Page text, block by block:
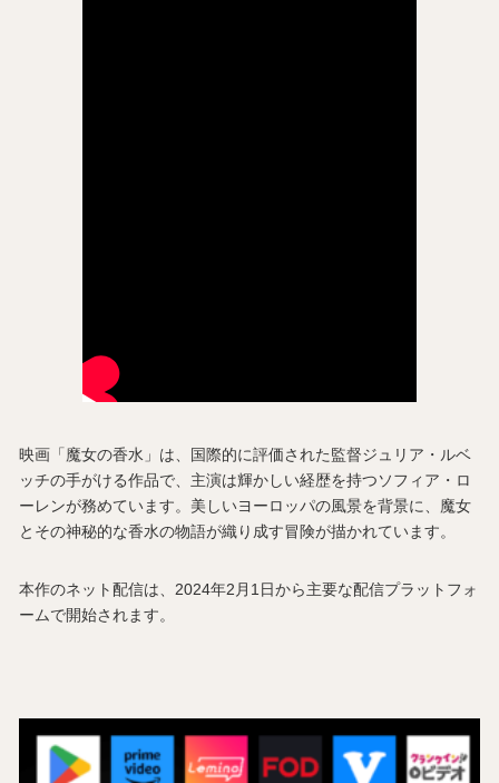
映画「魔女の香水」は、国際的に評価された監督ジュリア・ルベ
ッチの手がける作品で、主演は輝かしい経歴を持つソフィア・ロ
ーレンが務めています。美しいヨーロッパの風景を背景に、魔女
とその神秘的な香水の物語が織り成す冒険が描かれています。
本作のネット配信は、2024年2月1日から主要な配信プラットフォ
ームで開始されます。